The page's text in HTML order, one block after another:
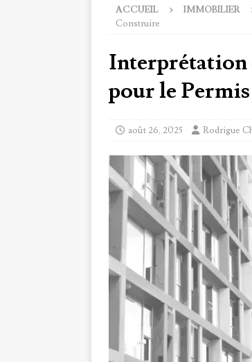
ACCUEIL IMMOBILIER
Construire
Interprétation
pour le
août 26, 2025 Rodrigue